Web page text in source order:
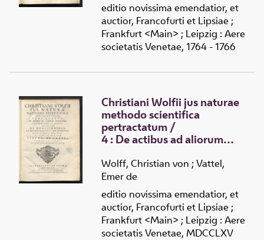
editio novissima emendatior, et
auctior, Francofurti et Lipsiae ;
Frankfurt <Main> ; Leipzig : Aere
societatis Venetae, 1764 - 1766
Christiani Wolfii jus naturae
methodo scientifica
pertractatum/
4 :De actibus ad aliorum
specie, ubi agitur de
donationibus et de
contractibus tam beneficis,
quam onerosis praecipuis
Wolff, Christian von ; Vattel,
Emer de
editio novissima emendatior, et
auctior, Francofurti et Lipsiae ;
Frankfurt <Main> ; Leipzig : Aere
societatis Venetae, MDCCLXV